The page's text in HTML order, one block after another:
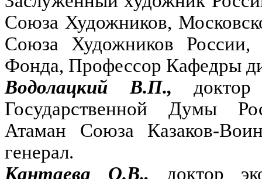
Союза Художников,
Союза Художников России,
Фонда, Профессор Кафедры
Водолацкий В.П.,
Государственной Думы
Атаман Союза Казаков-
генерал.
Кантаева О.В., доктор